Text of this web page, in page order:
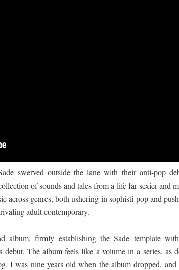
swerved outside the lane with their anti-pop
of sounds and tales from a life far sexier and
across genres, both ushering in sophisti-pop and
adult contemporary.
album, firmly establishing the Sade template
debut. The album feels like a volume in a series, as
I was nine years old when the album dropped,